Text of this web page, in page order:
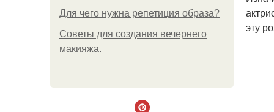
Для чего нужна репетиция образа?
Советы для создания вечернего
макияжа.
эту